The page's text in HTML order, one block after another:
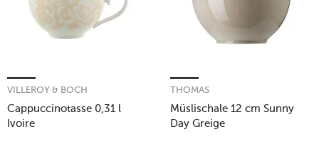
Cappuccinotasse 0,31 l
Ivoire
VILLEROY & BOCH
Müslischale 12 cm Sunny
Day Greige
THOMAS